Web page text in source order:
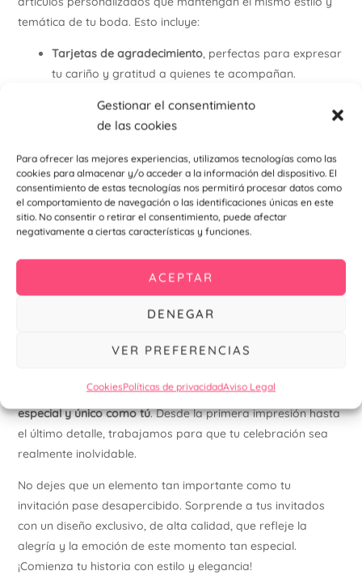
Gestionar el consentimiento
de las cookies
Para ofrecer las mejores experiencias, utilizamos tecnologías como las
cookies para almacenar y/o acceder a la información del dispositivo. El
consentimiento de estas tecnologías nos permitirá procesar datos como
el comportamiento de navegación o las identificaciones únicas en este
sitio. No consentir o retirar el consentimiento, puede afectar
negativamente a ciertas características y funciones.
ACEPTAR
DENEGAR
VER PREFERENCIAS
CookiesPolíticas de privacidadAviso Legal
temática de tu boda. Esto incluye:
Tarjetas de agradecimiento, perfectas para expresar
tu cariño y gratitud a quienes te acompañan.
manera elegante y práctica.
Sellos personalizados, ideales para decorar sobres y
dar un toque original.
Menús impresos, que destacarán en las mesas de tu
celebración.
Meseros personalizados, diseñados con el mismo
estilo para mantener la armonía visual de tu evento.
Con todos estos elementos, logramos que cada detalle de
tu boda estécoordinado a la perfección, creando una
experiencia visual inolvidable para ti y tus invitados.
asegurarte de que cada aspecto de tu boda sea
especial y único como tú. Desde la primera impresión hasta
el último detalle, trabajamos para que tu celebración sea
realmente inolvidable.
No dejes que un elemento tan importante como tu
invitación pase desapercibido. Sorprende a tus invitados
con un diseño exclusivo, de alta calidad, que refleje la
alegría y la emoción de este momento tan especial.
¡Comienza tu historia con estilo y elegancia!